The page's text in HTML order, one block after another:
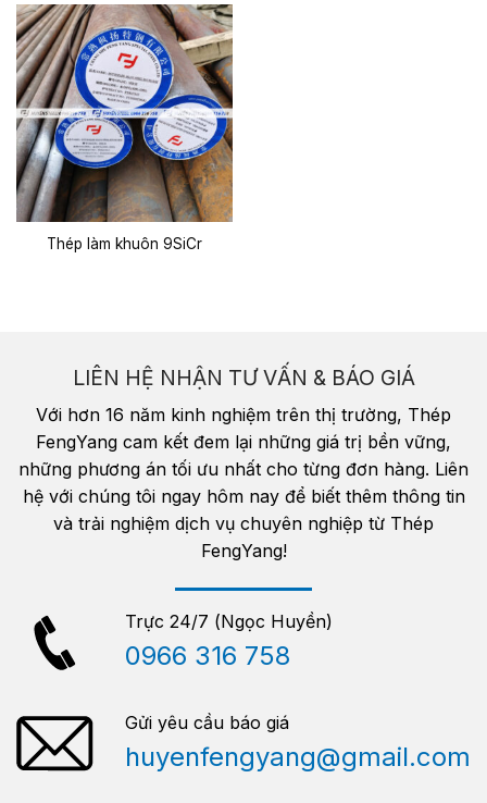
Thép làm khuôn 9SiCr
LIÊN HỆ NHẬN TƯ VẤN & BÁO GIÁ
Với hơn 16 năm kinh nghiệm trên thị trường, Thép
FengYang cam kết đem lại những giá trị bền vững,
những phương án tối ưu nhất cho từng đơn hàng. Liên
hệ với chúng tôi ngay hôm nay để biết thêm thông tin
và trải nghiệm dịch vụ chuyên nghiệp từ Thép
FengYang!
Trực 24/7 (Ngọc Huyền)
0966 316 758
Gửi yêu cầu báo giá
huyenfengyang@gmail.com